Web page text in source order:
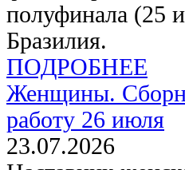
полуфинала (25
Бразилия.
ПОДРОБНЕЕ
Женщины.
работу 26 июля
23.07.2026